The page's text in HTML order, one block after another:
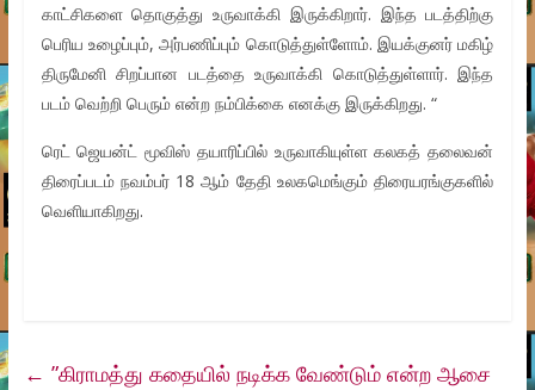
காட்சிகளை தொகுத்து உருவாக்கி இருக்கிறார். இந்த படத்திற்கு
பெரிய உழைப்பும், அர்பணிப்பும் கொடுத்துள்ளோம். இயக்குனர் மகிழ்
திருமேனி சிறப்பான படத்தை உருவாக்கி கொடுத்துள்ளார். இந்த
படம் வெற்றி பெரும் என்ற நம்பிக்கை எனக்கு இருக்கிறது. “
ரெட் ஜெயன்ட் மூவிஸ் தயாரிப்பில் உருவாகியுள்ள கலகத் தலைவன்
திரைப்படம் நவம்பர் 18 ஆம் தேதி உலகமெங்கும் திரையரங்குகளில்
வெளியாகிறது.
← ”கிராமத்து கதையில் நடிக்க வேண்டும் என்ற ஆசை